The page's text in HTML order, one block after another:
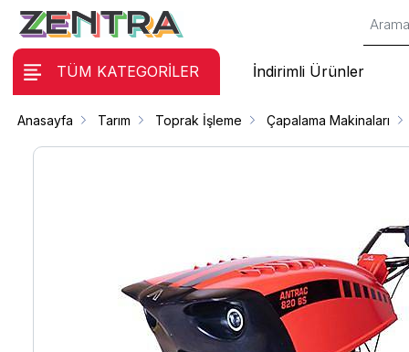
TÜM KATEGORİLER İndirimli Ürünler
Anasayfa Tarım Toprak İşleme Çapalama Makinaları